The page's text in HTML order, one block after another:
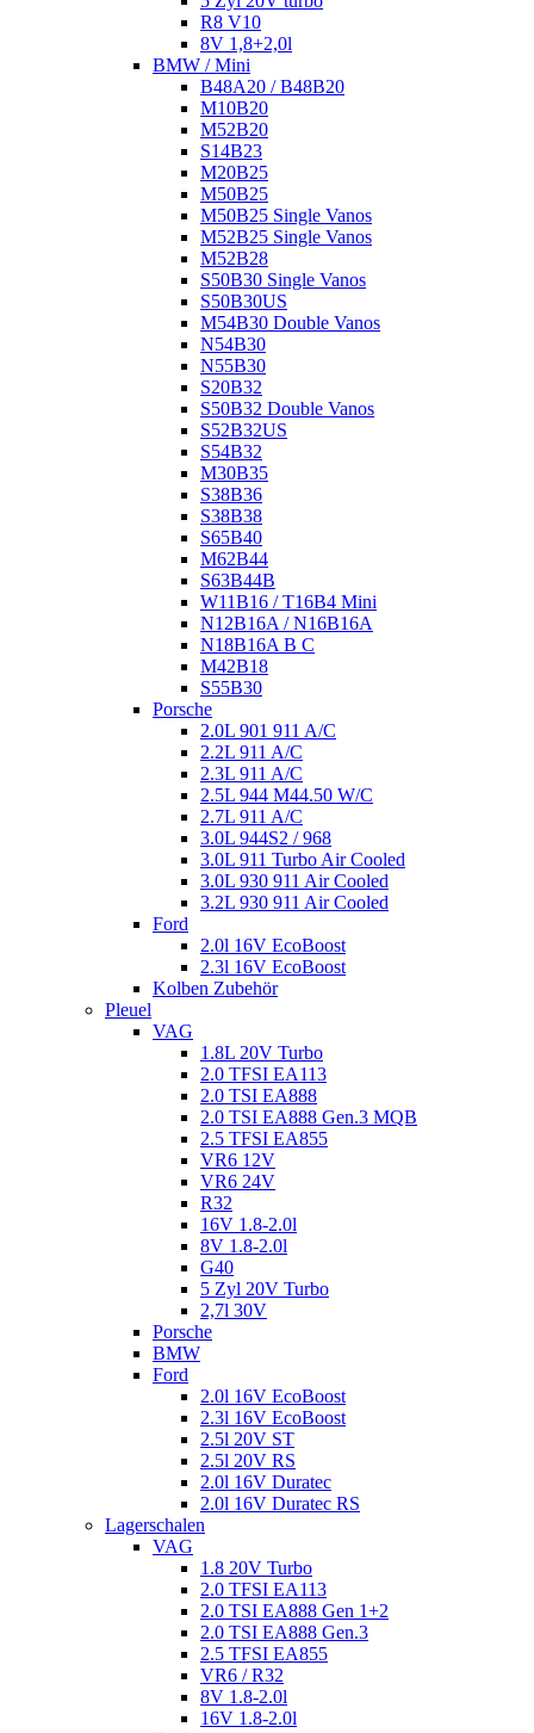
R8 V10
8V 1,8+2,0l
BMW / Mini
B48A20 / B48B20
M10B20
M52B20
S14B23
M20B25
M50B25
M50B25 Single Vanos
M52B25 Single Vanos
M52B28
S50B30 Single Vanos
S50B30US
M54B30 Double Vanos
N54B30
N55B30
S20B32
S50B32 Double Vanos
S52B32US
S54B32
M30B35
S38B36
S38B38
S65B40
M62B44
S63B44B
W11B16 / T16B4 Mini
N12B16A / N16B16A
N18B16A B C
M42B18
S55B30
Porsche
2.0L 901 911 A/C
2.2L 911 A/C
2.3L 911 A/C
2.5L 944 M44.50 W/C
2.7L 911 A/C
3.0L 944S2 / 968
3.0L 911 Turbo Air Cooled
3.0L 930 911 Air Cooled
3.2L 930 911 Air Cooled
Ford
2.0l 16V EcoBoost
2.3l 16V EcoBoost
Kolben Zubehör
Pleuel
VAG
1.8L 20V Turbo
2.0 TFSI EA113
2.0 TSI EA888
2.0 TSI EA888 Gen.3 MQB
2.5 TFSI EA855
VR6 12V
VR6 24V
R32
16V 1.8-2.0l
8V 1.8-2.0l
G40
5 Zyl 20V Turbo
2,7l 30V
Porsche
BMW
Ford
2.0l 16V EcoBoost
2.3l 16V EcoBoost
2.5l 20V ST
2.5l 20V RS
2.0l 16V Duratec
2.0l 16V Duratec RS
Lagerschalen
VAG
1.8 20V Turbo
2.0 TFSI EA113
2.0 TSI EA888 Gen 1+2
2.0 TSI EA888 Gen.3
2.5 TFSI EA855
VR6 / R32
8V 1.8-2.0l
16V 1.8-2.0l